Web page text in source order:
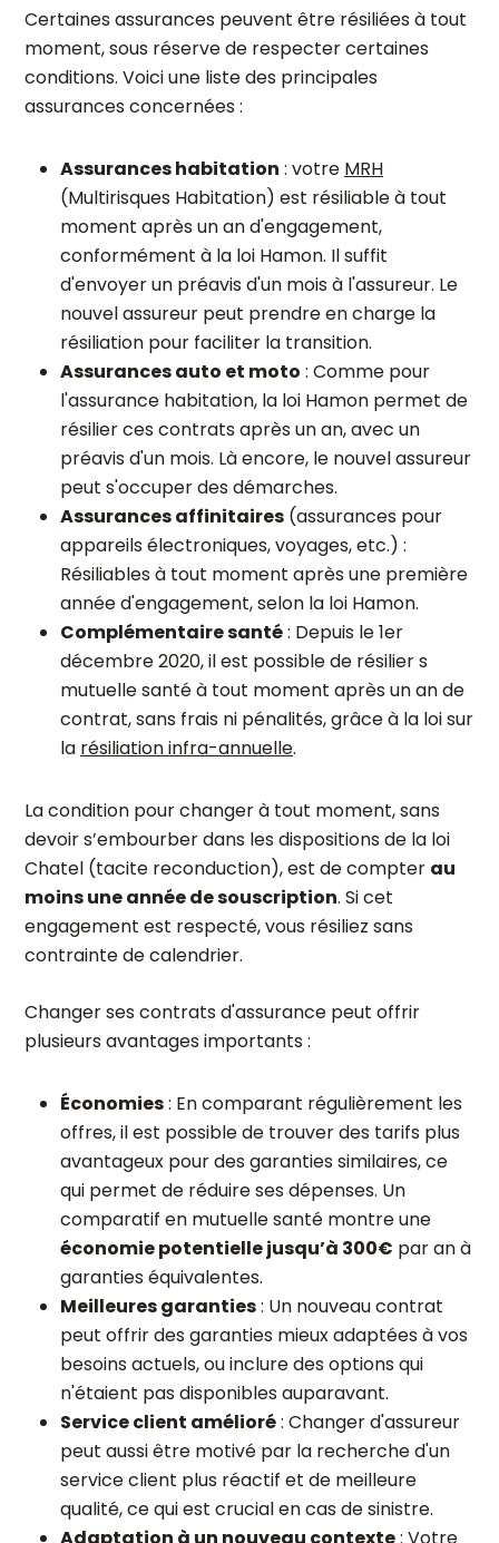
Certaines assurances peuvent être résiliées à tout
moment, sous réserve de respecter certaines
conditions. Voici une liste des principales
assurances concernées :
Assurances habitation : votre MRH
(Multirisques Habitation) est résiliable à tout
moment après un an d'engagement,
conformément à la loi Hamon. Il suffit
d'envoyer un préavis d'un mois à l'assureur. Le
nouvel assureur peut prendre en charge la
résiliation pour faciliter la transition.
Assurances auto et moto : Comme pour
l'assurance habitation, la loi Hamon permet de
résilier ces contrats après un an, avec un
préavis d'un mois. Là encore, le nouvel assureur
peut s'occuper des démarches.
Assurances affinitaires (assurances pour
appareils électroniques, voyages, etc.) :
Résiliables à tout moment après une première
année d'engagement, selon la loi Hamon.
Complémentaire santé: Depuis le 1er
décembre 2020, il est possible de résilier s
mutuelle santé à tout moment après un an de
contrat, sans frais ni pénalités, grâce à la loi sur
la résiliation infra-annuelle.
La condition pour changer à tout moment, sans
devoir s’embourber dans les dispositions de la loi
Chatel (tacite reconduction), est de compter au
moins une année de souscription. Si cet
engagement est respecté, vous résiliez sans
contrainte de calendrier.
Changer ses contrats d'assurance peut offrir
plusieurs avantages importants :
Économies: En comparant régulièrement les
offres, il est possible de trouver des tarifs plus
avantageux pour des garanties similaires, ce
qui permet de réduire ses dépenses. Un
comparatif en mutuelle santé montre une
économie potentielle jusqu’à 300€ par an à
garanties équivalentes.
Meilleures garanties: Un nouveau contrat
peut offrir des garanties mieux adaptées à vos
besoins actuels, ou inclure des options qui
n'étaient pas disponibles auparavant.
Service client amélioré: Changer d'assureur
peut aussi être motivé par la recherche d'un
service client plus réactif et de meilleure
qualité, ce qui est crucial en cas de sinistre.